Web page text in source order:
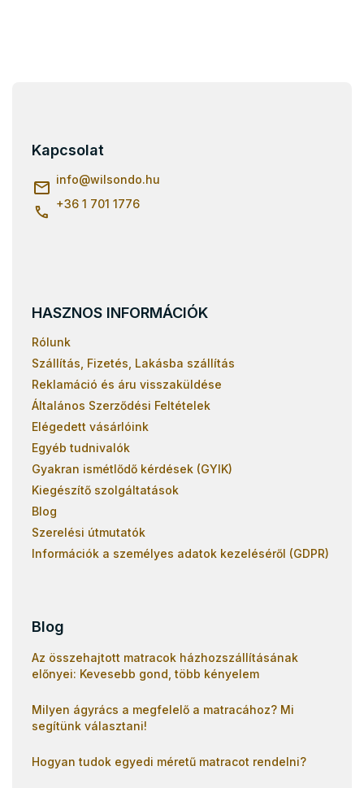
Kapcsolat
info@wilsondo.hu
+36 1 701 1776
HASZNOS INFORMÁCIÓK
Rólunk
Szállítás, Fizetés, Lakásba szállítás
Reklamáció és áru visszaküldése
Általános Szerződési Feltételek
Elégedett vásárlóink
Egyéb tudnivalók
Gyakran ismétlődő kérdések (GYIK)
Kiegészítő szolgáltatások
Blog
Szerelési útmutatók
Információk a személyes adatok kezeléséről (GDPR)
Blog
Az összehajtott matracok házhozszállításának
előnyei: Kevesebb gond, több kényelem
Milyen ágyrács a megfelelő a matracához? Mi
segítünk választani!
Hogyan tudok egyedi méretű matracot rendelni?